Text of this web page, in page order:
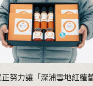
努力讓「深浦雪地紅蘿